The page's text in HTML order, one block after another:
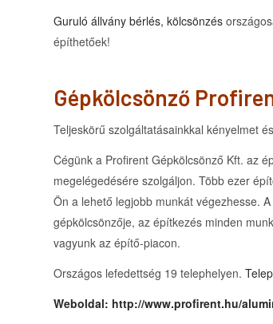
Guruló állvány bérlés, kölcsönzés
építhetőek!
Gépkölcsönző
Teljeskörű szolgáltatásainkkal kényelmet
Cégünk a Profirent Gépkölcsönző Kft. az
megelégedésére szolgáljon. Több ezer
Ön a lehető legjobb munkát végezhesse.
gépkölcsönzője, az építkezés minden
vagyunk az építő-piacon.
Országos lefedettség 19 telephelyen.
Weboldal: http://www.profirent.hu/